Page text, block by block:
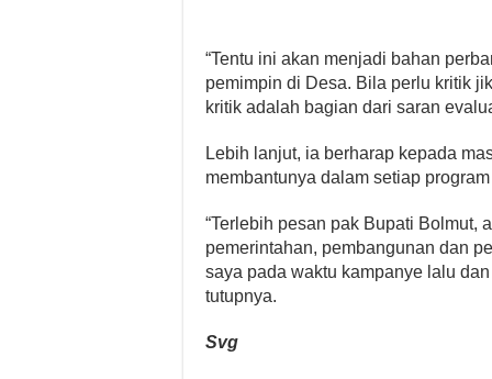
“Tentu ini akan menjadi bahan
pemimpin di Desa. Bila perlu kritik
kritik adalah bagian dari saran
Lebih lanjut, ia berharap kepada
membantunya dalam setiap
“Terlebih pesan pak Bupati Bolmut,
pemerintahan, pembangunan dan
saya pada waktu kampanye lalu
tutupnya.
Svg